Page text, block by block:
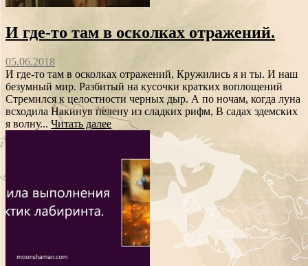
И где-то там в осколках отражений.
05.06.2018
И где-то там в осколках отражений, Кружились я и ты. И наш
безумный мир. Разбитый на кусочки кратких воплощений
Стремился к целостности черных дыр. А по ночам, когда луна
всходила Накинув пелену из сладких рифм, В садах эдемских
я волну... Читать далее